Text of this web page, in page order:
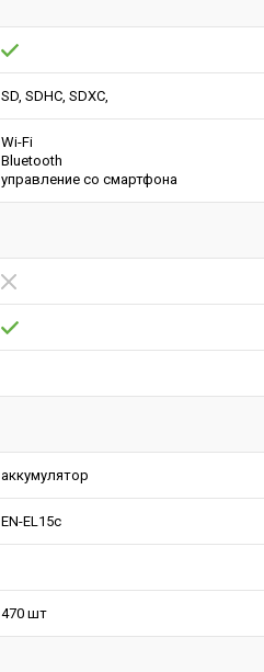
SD, SDHC, SDXC,
Wi-Fi
Bluetooth
управление со смартфона
аккумулятор
EN-EL15c
470 шт